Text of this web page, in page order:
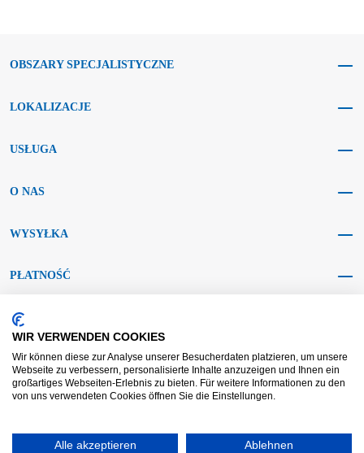
OBSZARY SPECJALISTYCZNE
LOKALIZACJE
USŁUGA
O NAS
WYSYŁKA
PŁATNOŚĆ
MEDIA SPOŁECZNOŚCIOWE
Ochrona danych
WIR VERWENDEN COOKIES
Wir können diese zur Analyse unserer Besucherdaten platzieren, um unsere
Webseite zu verbessern, personalisierte Inhalte anzuzeigen und Ihnen ein
großartiges Webseiten-Erlebnis zu bieten. Für weitere Informationen zu den
von uns verwendeten Cookies öffnen Sie die Einstellungen.
Alle akzeptieren Ablehnen